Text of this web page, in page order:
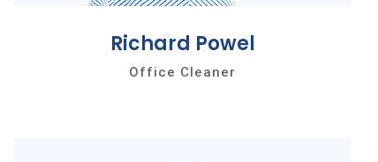
Richard Powel
Office Cleaner